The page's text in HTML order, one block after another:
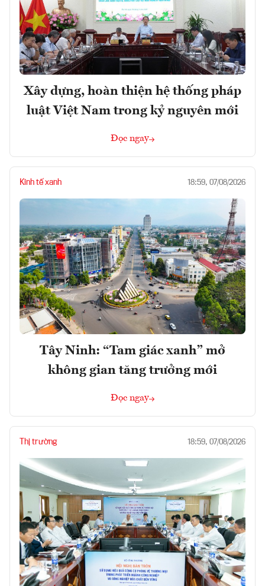
Xây dựng, hoàn thiện hệ thống pháp
luật Việt Nam trong kỷ nguyên mới
Đọc ngay
Kinh tế xanh 18:59, 07/08/2026
Tây Ninh: “Tam giác xanh” mở
không gian tăng trưởng mới
Đọc ngay
Thị trường 18:59, 07/08/2026